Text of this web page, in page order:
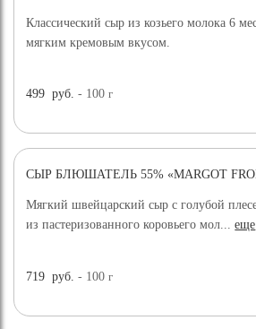
Классический сыр из козьего молока 6
мягким кремовым вкусом.
499 руб. - 100г
СЫР БЛЮШАТЕЛЬ 55% «MARGOT
Мягкий швейцарский сыр с голубой
из пастеризованного коровьего мол...еще
719 руб. - 100г